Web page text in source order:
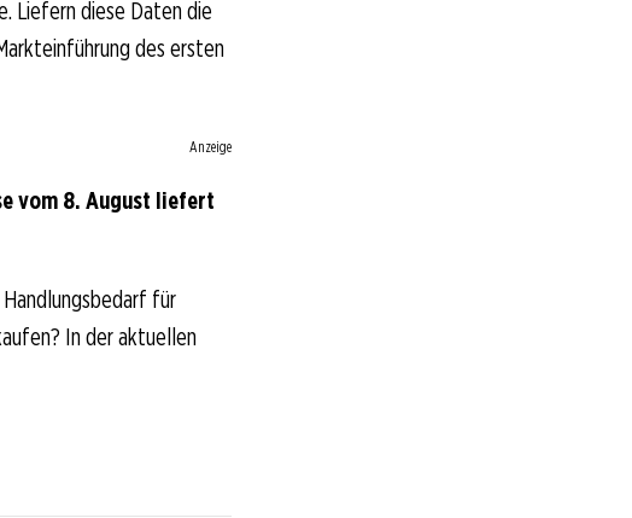
Liefern diese Daten die
des ersten
Anzeige
vom 8. August liefert
für
In der aktuellen